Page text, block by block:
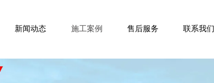
新闻动态 施工案例 售后服务 联系我们